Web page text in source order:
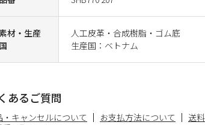
材・生産
国
人工皮革・合成樹脂・ゴム底
生産国：ベトナム
あるご質問
・キャンセルについて お支払方法について
送